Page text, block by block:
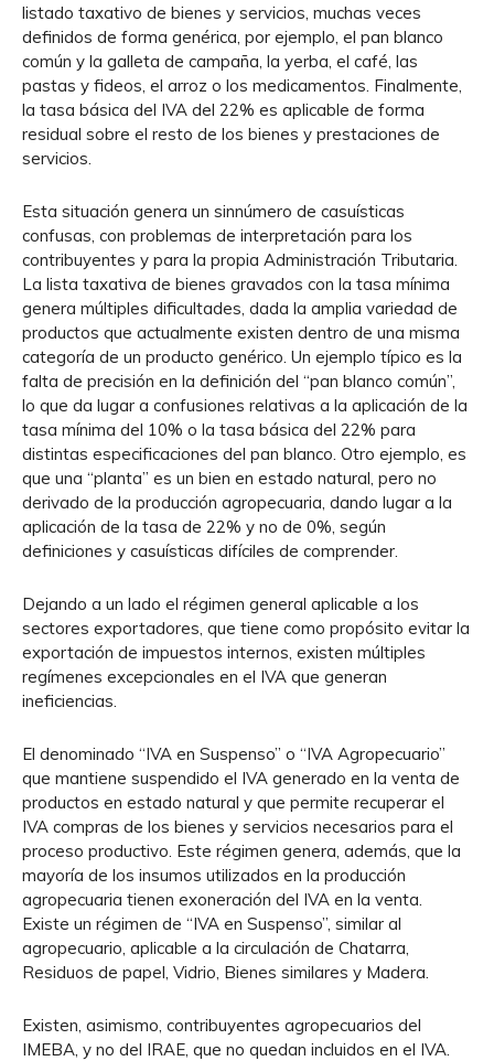
listado taxativo de bienes y servicios, muchas veces
definidos de forma genérica, por ejemplo, el pan blanco
común y la galleta de campaña, la yerba, el café, las
pastas y fideos, el arroz o los medicamentos. Finalmente,
la tasa básica del IVA del 22% es aplicable de forma
residual sobre el resto de los bienes y prestaciones de
servicios.
Esta situación genera un sinnúmero de casuísticas
confusas, con problemas de interpretación para los
contribuyentes y para la propia Administración Tributaria.
La lista taxativa de bienes gravados con la tasa mínima
genera múltiples dificultades, dada la amplia variedad de
productos que actualmente existen dentro de una misma
categoría de un producto genérico. Un ejemplo típico es la
falta de precisión en la definición del “pan blanco común”,
lo que da lugar a confusiones relativas a la aplicación de la
tasa mínima del 10% o la tasa básica del 22% para
distintas especificaciones del pan blanco. Otro ejemplo, es
que una “planta” es un bien en estado natural, pero no
derivado de la producción agropecuaria, dando lugar a la
aplicación de la tasa de 22% y no de 0%, según
definiciones y casuísticas difíciles de comprender.
Dejando a un lado el régimen general aplicable a los
sectores exportadores, que tiene como propósito evitar la
exportación de impuestos internos, existen múltiples
regímenes excepcionales en el IVA que generan
ineficiencias.
El denominado “IVA en Suspenso” o “IVA Agropecuario”
que mantiene suspendido el IVA generado en la venta de
productos en estado natural y que permite recuperar el
IVA compras de los bienes y servicios necesarios para el
proceso productivo. Este régimen genera, además, que la
mayoría de los insumos utilizados en la producción
agropecuaria tienen exoneración del IVA en la venta.
Existe un régimen de “IVA en Suspenso”, similar al
agropecuario, aplicable a la circulación de Chatarra,
Residuos de papel, Vidrio, Bienes similares y Madera.
Existen, asimismo, contribuyentes agropecuarios del
IMEBA, y no del IRAE, que no quedan incluidos en el IVA.